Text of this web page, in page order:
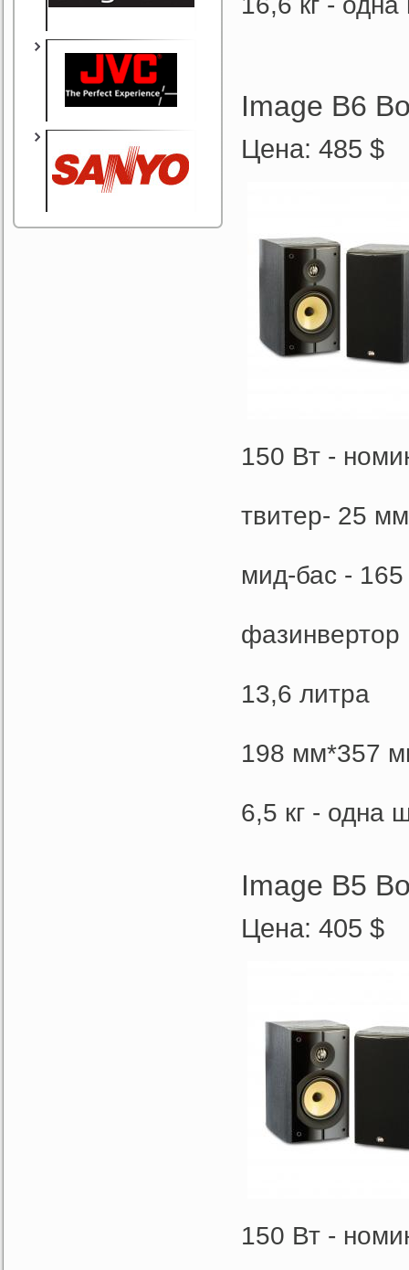
Image B6
Цена: 485 $
150 Вт -
твитер- 25
мид-бас -
фазинвертор
13,6 литра
198 мм*357
6,5 кг - одна
Image B5
Цена: 405 $
150 Вт -